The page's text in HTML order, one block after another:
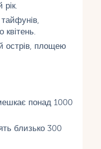
рік.
квітень.
острів, площею
понад 1000
близько 300